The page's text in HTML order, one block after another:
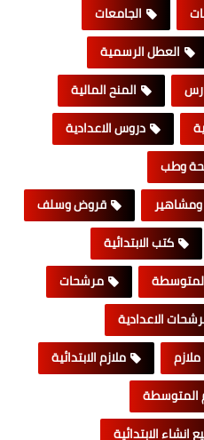
الجامعات
العطل الرسمية
المنح المالية
دروس الاعدادية
وطب
قروض وسلف
كتب الابتدائية
مرشحات
الاعدادية
ملازم
ملازم الابتدائية
المتوسطة
انشاء الابتدائية